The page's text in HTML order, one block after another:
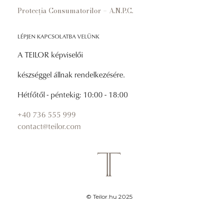
Protecția Consumatorilor – A.N.P.C.
LÉPJEN KAPCSOLATBA VELÜNK
A TEILOR képviselői
készséggel állnak rendelkezésére.
Hétfőtől - péntekig: 10:00 - 18:00
+40 736 555 999
contact@teilor.com
© Teilor.hu 2025